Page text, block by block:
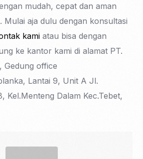
mudah, cepat dan aman
aja dulu dengan konsultasi
kami atau bisa dengan
ke kantor kami di alamat PT.
Gedung office
Lantai 9, Unit A Jl.
Kel.Menteng Dalam Kec.Tebet,